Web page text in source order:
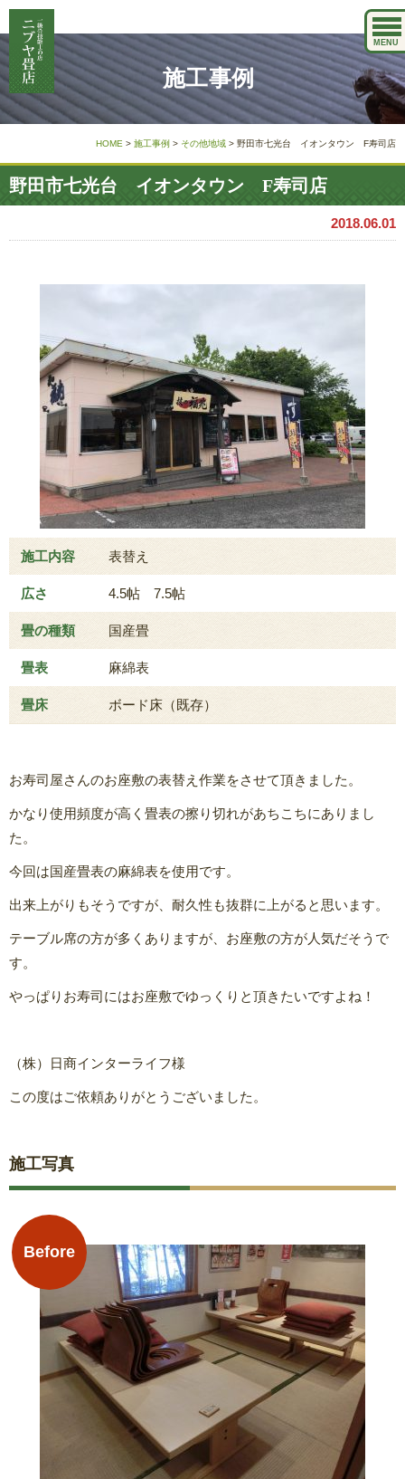
MENU
施工事例
HOME > 施工事例 > その他地域 > 野田市七光台 イオンタウン F寿司店
野田市七光台 イオンタウン F寿司店
2018.06.01
施工内容 表替え
広さ 4.5帖 7.5帖
畳の種類 国産畳
畳表 麻綿表
畳床 ボード床（既存）
お寿司屋さんのお座敷の表替え作業をさせて頂きました。
かなり使用頻度が高く畳表の擦り切れがあちこちにありまし
た。
今回は国産畳表の麻綿表を使用です。
出来上がりもそうですが、耐久性も抜群に上がると思います。
テーブル席の方が多くありますが、お座敷の方が人気だそうで
す。
やっぱりお寿司にはお座敷でゆっくりと頂きたいですよね！
（株）日商インターライフ様
この度はご依頼ありがとうございました。
施工写真